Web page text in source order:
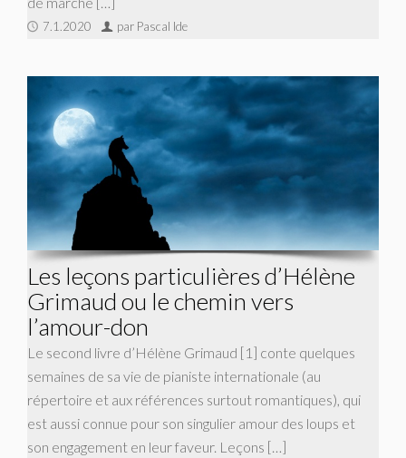
7.1.2020 par Pascal Ide
Les leçons particulières d’Hélène
Grimaud ou le chemin vers
l’amour-don
Le second livre d’Hélène Grimaud [1] conte quelques
semaines de sa vie de pianiste internationale (au
répertoire et aux références surtout romantiques), qui
est aussi connue pour son singulier amour des loups et
son engagement en leur faveur. Leçons […]